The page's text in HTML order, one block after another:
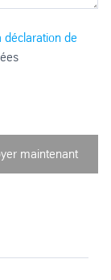
déclaration de
maintenant